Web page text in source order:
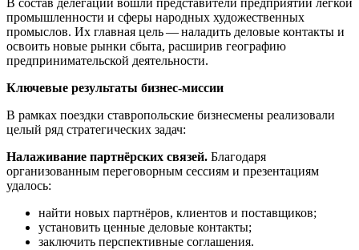
промышленности и сферы народных художественных
промыслов. Их главная цель — наладить деловые контакты и
освоить новые рынки сбыта, расширив географию
предпринимательской деятельности.
Ключевые результаты бизнес‑миссии
В рамках поездки ставропольские бизнесмены реализовали
целый ряд стратегических задач:
Налаживание партнёрских связей. Благодаря
организованным переговорным сессиям и презентациям
удалось:
найти новых партнёров, клиентов и поставщиков;
установить ценные деловые контакты;
заключить перспективные соглашения.